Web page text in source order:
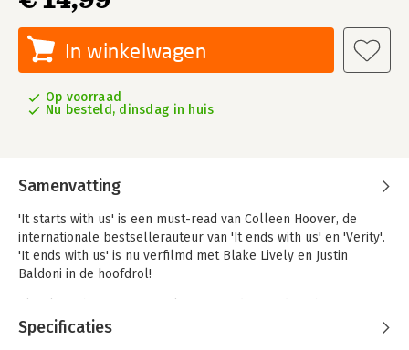
In winkelwagen
Op voorraad
Nu besteld, dinsdag in huis
Samenvatting
'It starts with us' is een must-read van Colleen Hoover, de
internationale bestsellerauteur van 'It ends with us' en 'Verity'.
'It ends with us' is nu verfilmd met Blake Lively en Justin
Baldoni in de hoofdrol!
gevonden hebben, staat plotseling haar eerste liefde, Atlas,
tegenover haar. Het leven heeft hem gevormd en hij heeft
Specificaties